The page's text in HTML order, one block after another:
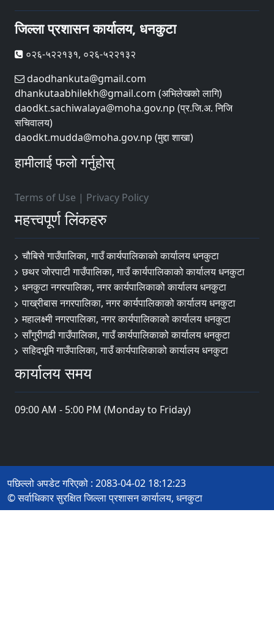
जिल्ला प्रशासन कार्यालय, धनकुटा
०२६-५२२१३१, ०२६-५२२१३२
daodhankuta@gmail.com
dhankutaabhilekh@gmail.com (अभिलेखको लागि)
daodkt.sachiwalaya@moha.gov.np (प्र.जि.अ. निजि
सचिवालय)
daodkt.mudda@moha.gov.np (मुद्दा शाखा)
हामीलाई फलो गर्नुहोस्
Terms of Use | Privacy Policy
महत्त्वपूर्ण लिंकहरु
चौबिसे गाउँपालिका, गाउँ कार्यपालिकाको कार्यालय धनकुटा
छथर जोरपाटी गाउँपालिका, गाउँ कार्यपालिकाको कार्यालय धनकुटा
धनकुटा नगरपालिका, नगर कार्यपालिकाको कार्यालय धनकुटा
पाख्रीबास नगरपालिका, नगर कार्यपालिकाको कार्यालय धनकुटा
महालक्ष्मी नगरपालिका, नगर कार्यपालिकाको कार्यालय धनकुटा
साँगुरीगढी गाउँपालिका, गाउँ कार्यपालिकाको कार्यालय धनकुटा
सहिदभूमि गाउँपालिका, गाउँ कार्यपालिकाको कार्यालय धनकुटा
कार्यालय समय
09:00 AM - 5:00 PM (Monday to Friday)
पछिल्लो अपडेट गरिएको : 2083-04-02 18:12:23
© सर्वाधिकार सुरक्षित जिल्ला प्रशासन कार्यालय, धनकुटा